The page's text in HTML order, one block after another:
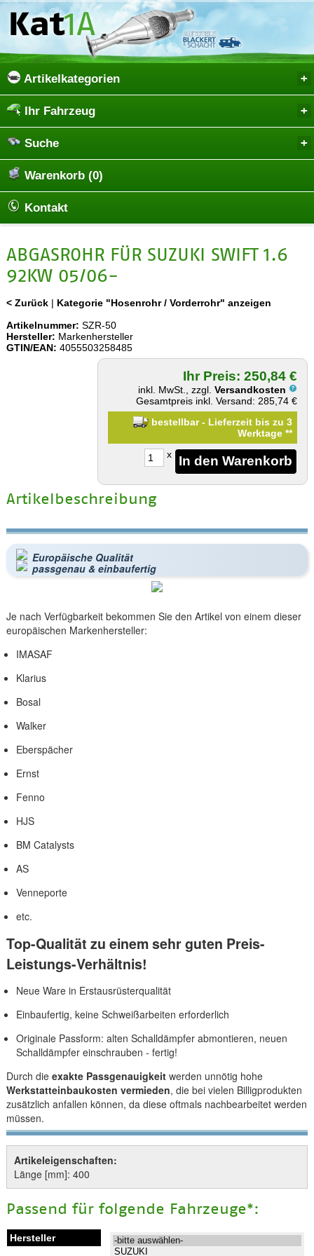
Artikelkategorien
Ihr Fahrzeug
Suche
Warenkorb (0)
Kontakt
ABGASROHR FÜR SUZUKI SWIFT 1.6
92KW 05/06-
< Zurück| Kategorie "Hosenrohr / Vorderrohr" anzeigen
Artikelnummer: SZR-50
Hersteller: Markenhersteller
GTIN/EAN: 4055503258485
Ihr Preis: 250,84 €
inkl. MwSt., zzgl.Versandkosten
Gesamtpreis inkl. Versand: 285,74 €
bestellbar - Lieferzeit bis zu 3
Werktage**
x
Artikelbeschreibung
Europäische Qualität
passgenau & einbaufertig
Je nach Verfügbarkeit bekommen Sie den Artikel von einem dieser
europäischen Markenhersteller:
IMASAF
Klarius
Bosal
Walker
Eberspächer
Ernst
Fenno
HJS
BM Catalysts
AS
Venneporte
etc.
Top-Qualität zu einem sehr guten Preis-
Leistungs-Verhältnis!
Neue Ware in Erstausrüsterqualität
Einbaufertig, keine Schweißarbeiten erforderlich
Originale Passform: alten Schalldämpfer abmontieren, neuen
Schalldämpfer einschrauben - fertig!
Durch die exakte Passgenauigkeitwerden unnötig hohe
Werkstatteinbaukosten vermieden, die bei vielen Billigprodukten
zusätzlich anfallen können, da diese oftmals nachbearbeitet werden
müssen.
Artikeleigenschaften:
Länge [mm]: 400
Passend für folgende Fahrzeuge*: